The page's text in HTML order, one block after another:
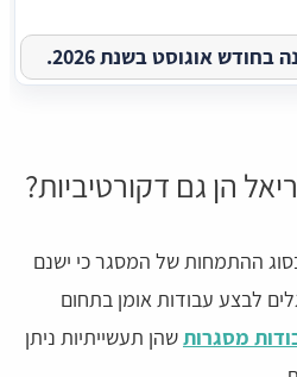
אוגוסט בשנת 2026.
הן גם דקורטיביות?
ההתמחות של המסגר כי ישנם
לבצע עבודות אומן בתחום
מסגרותשהן תעשייתיות ניתן